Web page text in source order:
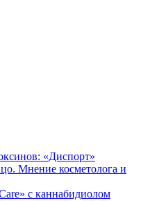
«Диспорт»
Мнение косметолога и
с каннабидиолом